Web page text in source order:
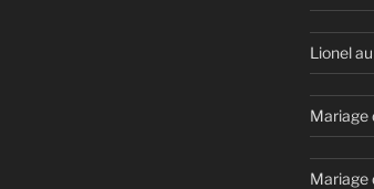
Lionel
Mariage
Mariage